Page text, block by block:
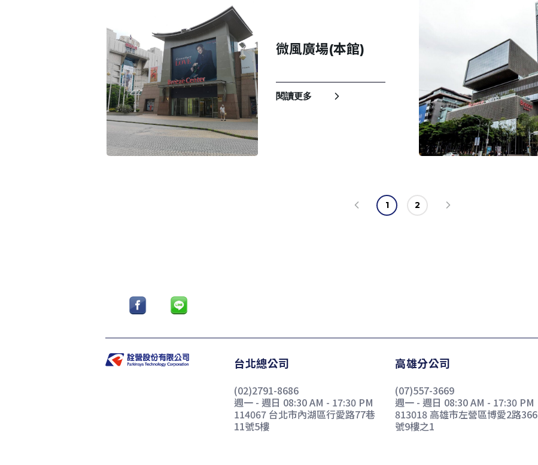
微風廣場(本館)
閱讀更多
1 2
台北總公司
(02)2791-8686
週一 - 週日 08:30 AM - 17:30 PM
114067 台北市內湖區行愛路77巷
11號5樓
高雄分公司
(07)557-3669
週一 - 週日 08:30 AM - 17:30 PM
813018 高雄市左營區博愛2路366
號9樓之1